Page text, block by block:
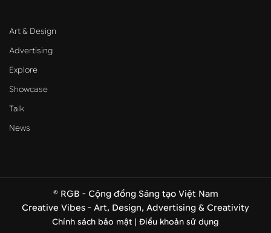
Art & Design
Advertising
Explore
Showcase
Talk
News
© RGB - Cộng đồng Sáng tạo Việt Nam
Creative Vibes - Art, Design, Advertising & Creativity
Chính sách bảo mật | Điều khoản sử dụng